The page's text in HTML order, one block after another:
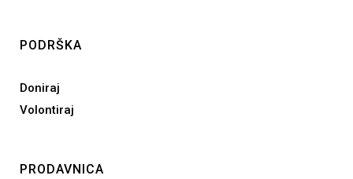
PODRŠKA
Doniraj
Volontiraj
PRODAVNICA